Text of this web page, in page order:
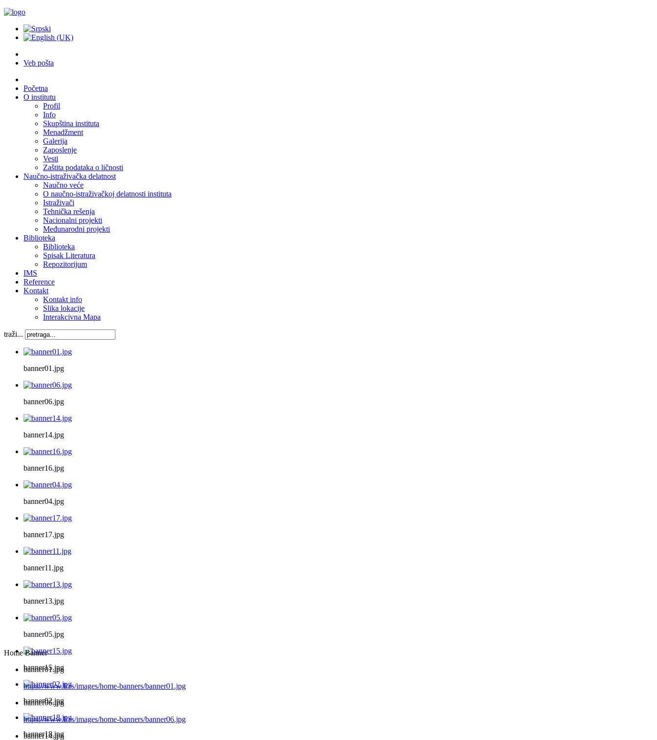
Veb pošta
Početna
O institutu
Profil
Info
Skupština instituta
Menadžment
Galerija
Zaposlenje
Vesti
Zaštita podataka o ličnosti
Naučno-istraživačka delatnost
Naučno veće
O naučno-istraživačkoj delatnosti instituta
Istraživači
Tehnička rešenja
Nacionalni projekti
Međunarodni projekti
Biblioteka
Biblioteka
Spisak Literatura
Repozitorijum
IMS
Reference
Kontakt
Kontakt info
Slika lokacije
Interakcivna Mapa
traži...
banner01.jpg
banner06.jpg
banner14.jpg
banner16.jpg
banner04.jpg
banner17.jpg
banner11.jpg
banner13.jpg
banner05.jpg
banner15.jpg
banner02.jpg
banner18.jpg
Home Banner
banner01.jpg
https://www.li.rs/images/home-banners/banner01.jpg
banner06.jpg
https://www.li.rs/images/home-banners/banner06.jpg
banner14.jpg